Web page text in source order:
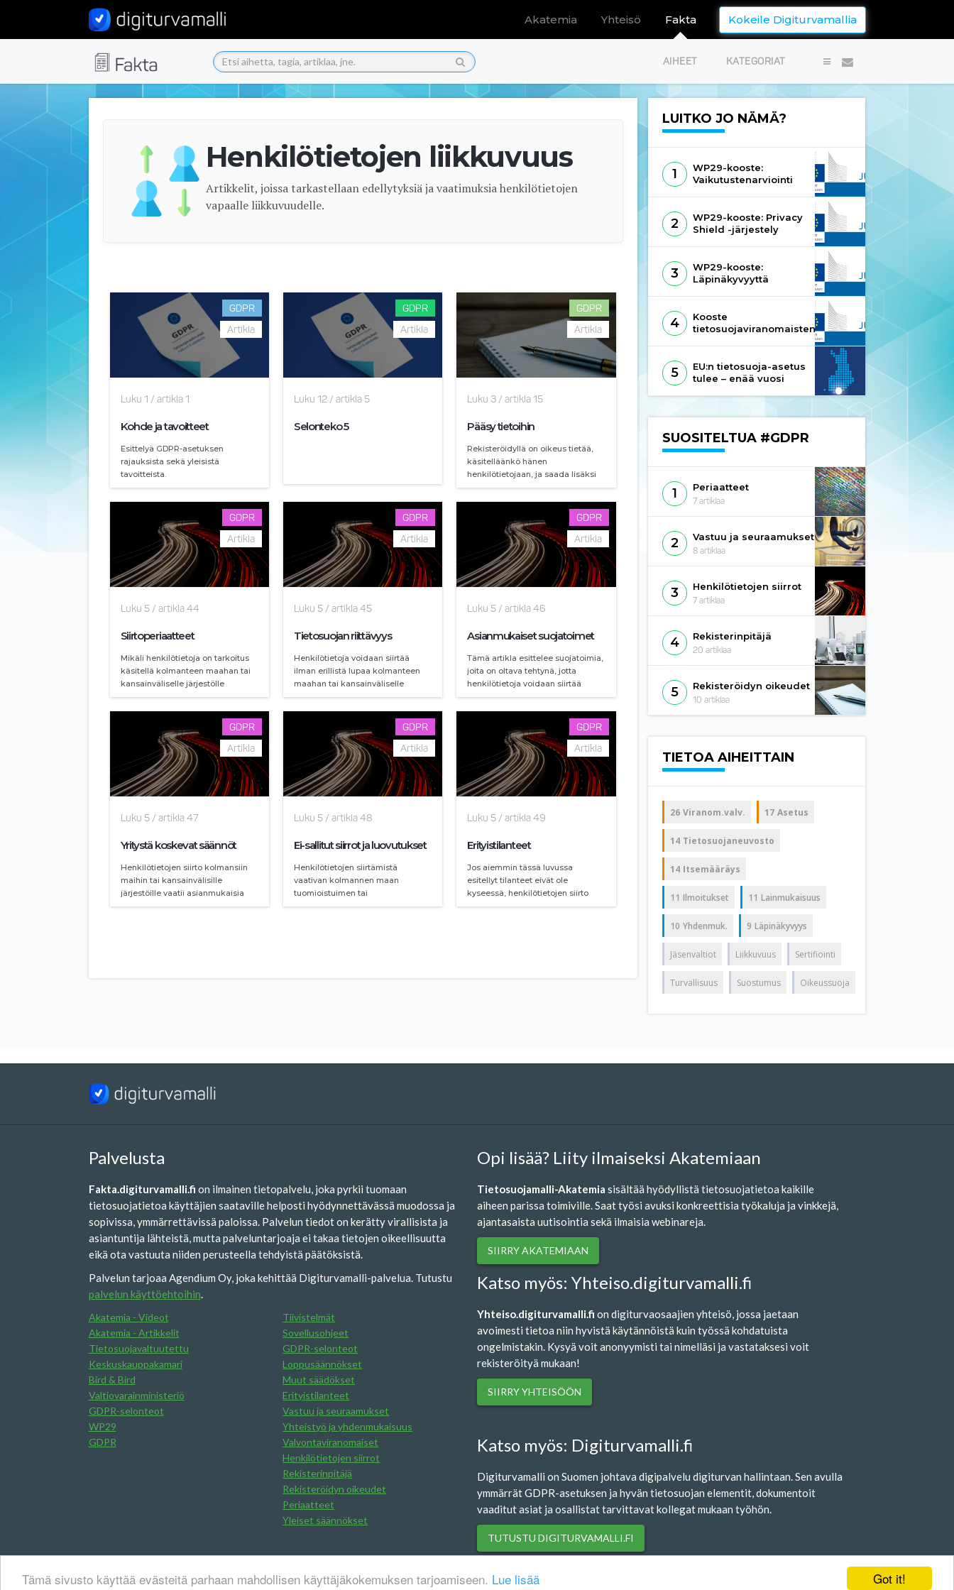
Got it!
Tämä sivusto käyttää evästeitä parhaan mahdollisen käyttäjäkokemuksen tarjoamiseen. Lue lisää
Akatemia Yhteisö Fakta Kokeile Digiturvamallia
 

AIHEET KATEGORIAT
Henkilötietojen liikkuvuus
Artikkelit, joissa tarkastellaan edellytyksiä ja vaatimuksia henkilötietojen
vapaalle liikkuvuudelle.
GDPR
Artikla
Luku 1 / artikla1
Kohde ja tavoitteet
Esittelyä GDPR-asetuksen
rajauksista sekä yleisistä
tavoitteista.
GDPR
Artikla
Luku 12/ artikla 5
Selonteko 5
GDPR
Artikla
Luku 3 /artikla15
Pääsy tietoihin
Rekisteröidyllä on oikeus tietää,
käsitelläänkö hänen
henkilötietojaan, ja saada lisäksi
paljon muuta tietoa henkilötietojen
käsittelystä seuraavien
GDPR
Artikla
Luku 5/ artikla44
Siirtoperiaatteet
Mikäli henkilötietoja on tarkoitus
käsitellä kolmanteen maahan tai
kansainväliselle järjestölle
siirtämisen jälkeen, niitä voidaan
siirtää vain tämän luvun
periaatteita noudattamalla, jotta
tällä asetuksella taattua
luonnollisten henkilöiden
henkilötietojen suojan tasoa ei
vaaranneta.
GDPR
Artikla
Luku 5/ artikla45
Tietosuojan riittävyys
Henkilötietoja voidaan siirtää
ilman erillistä lupaa kolmanteen
maahan tai kansainväliselle
järjestölle, jos komissio on
erikseen päättänyt, että kyseinen
vastaanottaja varmistaa riittävän
tietosuojan tason.
GDPR
Artikla
Luku 5 /artikla46
Asianmukaiset suojatoimet
Tämä artikla esittelee suojatoimia,
joita on oltava tehtynä, jotta
henkilötietoja voidaan siirtää
kolmanteen maahan tai
kansainväliselle järjestölle, mikäli
vastaanottajan tietosuojaa ei ole
erityisesti komissiossa todettu
riittäväksi.
GDPR
Artikla
Luku 5/ artikla47
Yritystä koskevat säännöt
Henkilötietojen siirto kolmansiin
maihin tai kansainvälisille
järjestöille vaatii asianmukaisia
suojatoimia, joista yksi
GDPR
Artikla
Luku 5/ artikla48
Ei-sallitut siirrot ja luovutukset
Henkilötietojen siirtämistä
vaativan kolmannen maan
tuomioistuimen tai
hallintoviranomaisen päätöksen
GDPR
Artikla
Luku 5 /artikla49
Erityistilanteet
Jos aiemmin tässä luvussa
esitellyt tilanteet eivät ole
kyseessä, henkilötietojen siirto
kolmanteen maahan tai
LUITKO JO NÄMÄ?
1
WP29-kooste:
Vaikutustenarviointi
2
WP29-kooste: Privacy
Shield -järjestely
3
WP29-kooste:
Läpinäkyvyyttä
4
Kooste
tietosuojaviranomaisten
5
EU:n tietosuoja-asetus
tulee – enää vuosi
SUOSITELTUA #GDPR
1 Periaatteet
7artiklaa
2 Vastuu ja seuraamukset
8artiklaa
3 Henkilötietojen siirrot
7artiklaa
4 Rekisterinpitäjä
20 artiklaa
5 Rekisteröidyn oikeudet
10 artiklaa
TIETOA AIHEITTAIN
26 Viranom.valv. 17 Asetus
14 Tietosuojaneuvosto
14 Itsemääräys
11 Ilmoitukset 11 Lainmukaisuus
10 Yhdenmuk. 9 Läpinäkyvyys
Jäsenvaltiot Liikkuvuus Sertifiointi
Turvallisuus Suostumus Oikeussuoja
Palvelusta
Fakta.digiturvamalli.fi on ilmainen tietopalvelu, joka pyrkii tuomaan
tietosuojatietoa käyttäjien saataville helposti hyödynnettävässä muodossa ja
sopivissa, ymmärrettävissä paloissa. Palvelun tiedot on kerätty virallisista ja
asiantuntija lähteistä, mutta palveluntarjoaja ei takaa tietojen oikeellisuutta
eikä ota vastuuta niiden perusteella tehdyistä päätöksistä.
Palvelun tarjoaa Agendium Oy, joka kehittää Digiturvamalli-palvelua. Tutustu
palvelun käyttöehtoihin.
Akatemia - Videot
Akatemia - Artikkelit
Tietosuojavaltuutettu
Keskuskauppakamari
Bird & Bird
Valtiovarainministeriö
GDPR-selonteot
WP29
GDPR
Tiivistelmät
Sovellusohjeet
GDPR-selonteot
Loppusäännökset
Muut säädökset
Erityistilanteet
Vastuu ja seuraamukset
Yhteistyö ja yhdenmukaisuus
Valvontaviranomaiset
Henkilötietojen siirrot
Rekisterinpitäjä
Rekisteröidyn oikeudet
Periaatteet
Yleiset säännökset
Opi lisää? Liity ilmaiseksi Akatemiaan
Tietosuojamalli-Akatemia sisältää hyödyllistä tietosuojatietoa kaikille
aiheen parissa toimiville. Saat työsi avuksi konkreettisia työkaluja ja vinkkejä,
ajantasaista uutisointia sekä ilmaisia webinareja.
SIIRRY AKATEMIAAN
Katso myös: Yhteiso.digiturvamalli.fi
Yhteiso.digiturvamalli.fi on digiturvaosaajien yhteisö, jossa jaetaan
avoimesti tietoa niin hyvistä käytännöistä kuin työssä kohdatuista
ongelmistakin. Kysyä voit anonyymisti tai nimelläsi ja vastataksesi voit
rekisteröityä mukaan!
SIIRRY YHTEISÖÖN
Katso myös: Digiturvamalli.fi
Digiturvamalli on Suomen johtava digipalvelu digiturvan hallintaan. Sen avulla
ymmärrät GDPR-asetuksen ja hyvän tietosuojan elementit, dokumentoit
vaaditut asiat ja osallistat tarvittavat kollegat mukaan työhön.
TUTUSTU DIGITURVAMALLI.FI